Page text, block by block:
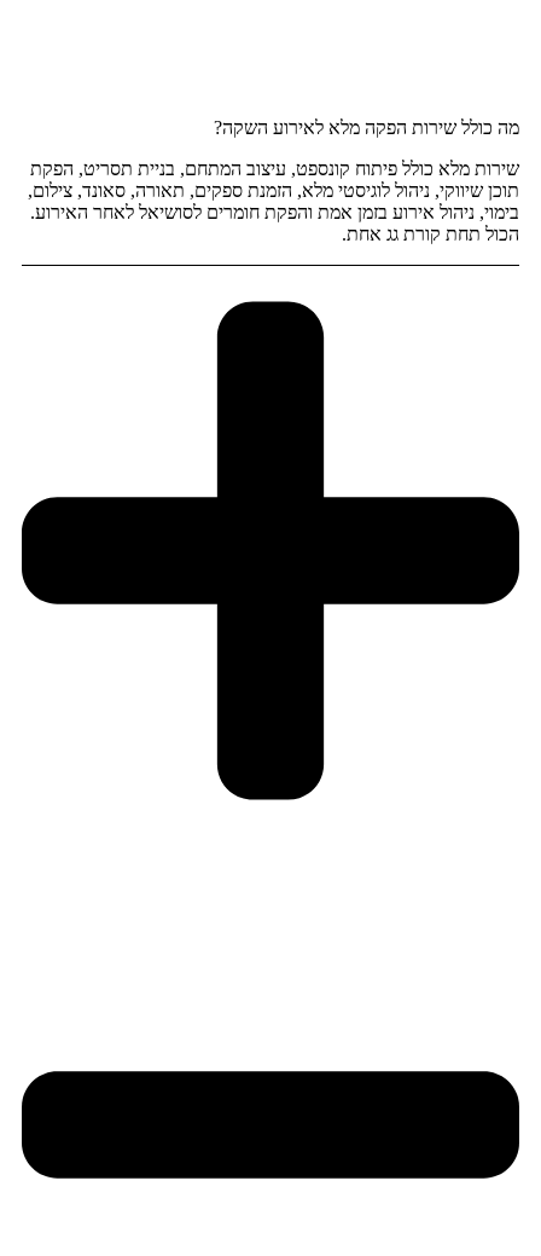
מה כולל שירות הפקה מלא לאירוע השקה?
שירות מלא כולל פיתוח קונספט, עיצוב המתחם, בניית תסריט, הפקת
תוכן שיווקי, ניהול לוגיסטי מלא, הזמנת ספקים, תאורה, סאונד, צילום,
בימוי, ניהול אירוע בזמן אמת והפקת חומרים לסושיאל לאחר האירוע.
הכול תחת קורת גג אחת.